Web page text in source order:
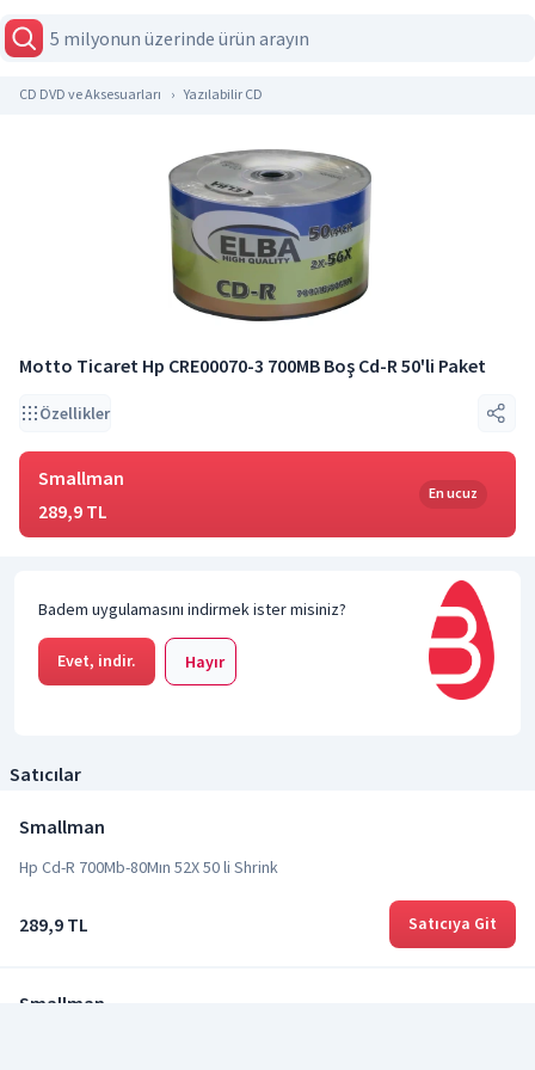
CD DVD ve Aksesuarları Yazılabilir CD
Motto Ticaret Hp CRE00070-3 700MB Boş Cd-R 50'li Paket
Özellikler
Smallman
289,9 TL
En ucuz
Badem uygulamasını indirmek ister misiniz?
Evet, indir. Hayır
Satıcılar
Smallman
Hp Cd-R 700Mb-80Mın 52X 50 li Shrink
289,9 TL Satıcıya Git
Smallman